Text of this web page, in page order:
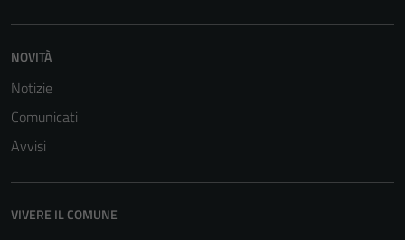
NOVITÀ
Notizie
Comunicati
Avvisi
VIVERE IL COMUNE